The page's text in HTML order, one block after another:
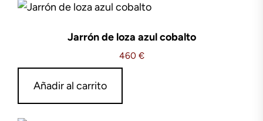
Jarrón de loza azul cobalto
460 €
Añadir al carrito